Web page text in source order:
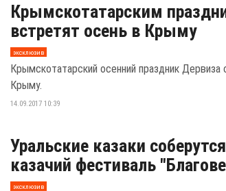
Крымскотатарским
встретят осень в Крыму
эксклюзив
Крымскотатарский осенний праздник
Крыму.
14.09.2017 10:39
Уральские казаки
казачий фестиваль
эксклюзив